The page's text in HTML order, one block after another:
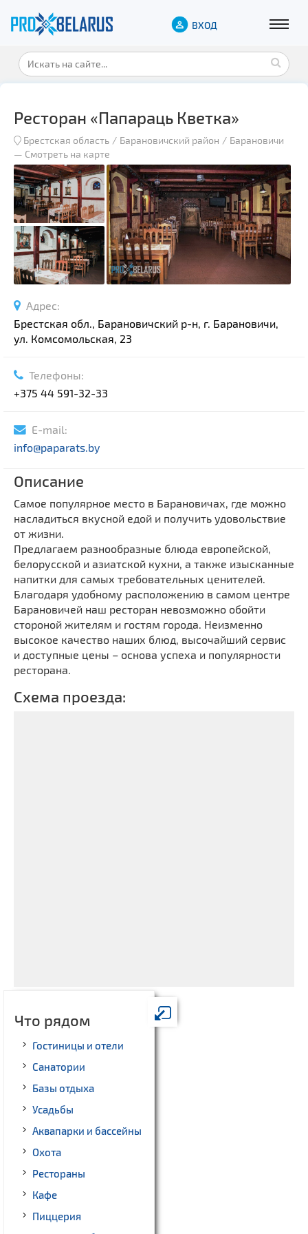
ВХОД
Ресторан «Папараць Кветка»
Брестская область Барановичский район
Барановичи
— Смотреть на карте
Адрес:
Брестская обл., Барановичский р-н, г. Барановичи,
ул. Комсомольская, 23
Телефоны:
+375 44 591-32-33
E-mail:
info@paparats.by
Описание
Самое популярное место в Барановичах, где можно
насладиться вкусной едой и получить удовольствие
от жизни.
Предлагаем разнообразные блюда европейской,
белорусской и азиатской кухни, а также изысканные
напитки для самых требовательных ценителей.
Благодаря удобному расположению в самом центре
Барановичей наш ресторан невозможно обойти
стороной жителям и гостям города. Неизменно
высокое качество наших блюд, высочайший сервис
и доступные цены – основа успеха и популярности
ресторана.
Схема проезда:
Что рядом
Гостиницы и отели
Санатории
Базы отдыха
Усадьбы
Аквапарки и бассейны
Охота
Рестораны
Кафе
Пиццерия